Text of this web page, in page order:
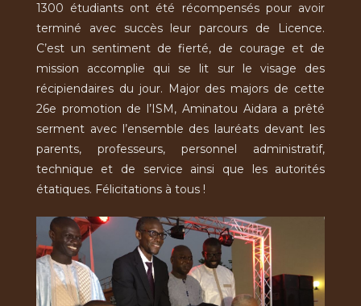
1300 étudiants ont été récompensés pour avoir
terminé avec succès leur parcours de Licence.
C’est un sentiment de fierté, de courage et de
mission accomplie qui se lit sur le visage des
récipiendaires du jour. Major des majors de cette
26e promotion de l’ISM, Aminatou Aidara a prêté
serment avec l’ensemble des lauréats devant les
parents, professeurs, personnel administratif,
technique et de service ainsi que les autorités
étatiques. Félicitations à tous !